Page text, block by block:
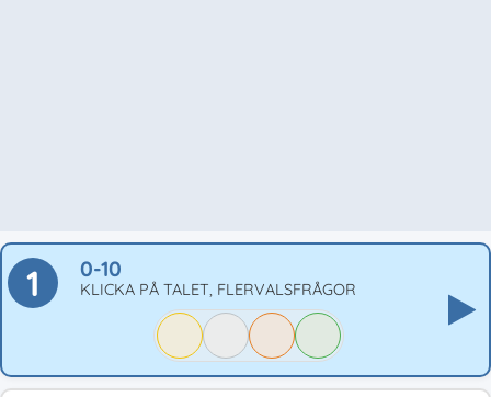
1 0-10
KLICKA PÅ TALET, FLERVALSFRÅGOR